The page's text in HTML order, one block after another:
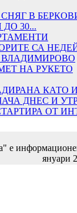
В
30...
СА
ВЛАДИМИРОВО
НА РУКЕТО
КАТО
ДНЕС И
ОТ
е
януари